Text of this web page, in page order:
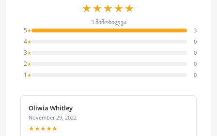
★★★★★
3 მიმოხილვა
5★ 3
4★ 0
3★ 0
2★ 0
1 ★ 0
Oliwia Whitley
November 29, 2022
★★★★★